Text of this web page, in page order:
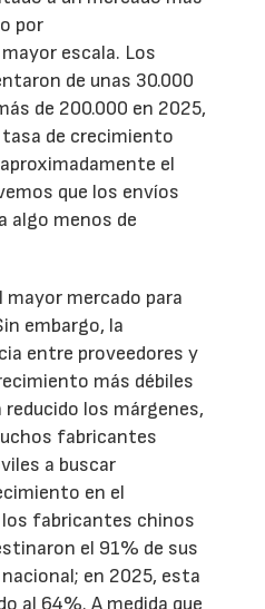
por
escala. Los
de unas 30.000
de 200.000 en 2025,
tasa de crecimiento
el
que los envíos
algo menos de
mayor mercado para
embargo, la
entre proveedores y
más débiles
los márgenes,
fabricantes
a buscar
en el
fabricantes chinos
el 91% de sus
en 2025, esta